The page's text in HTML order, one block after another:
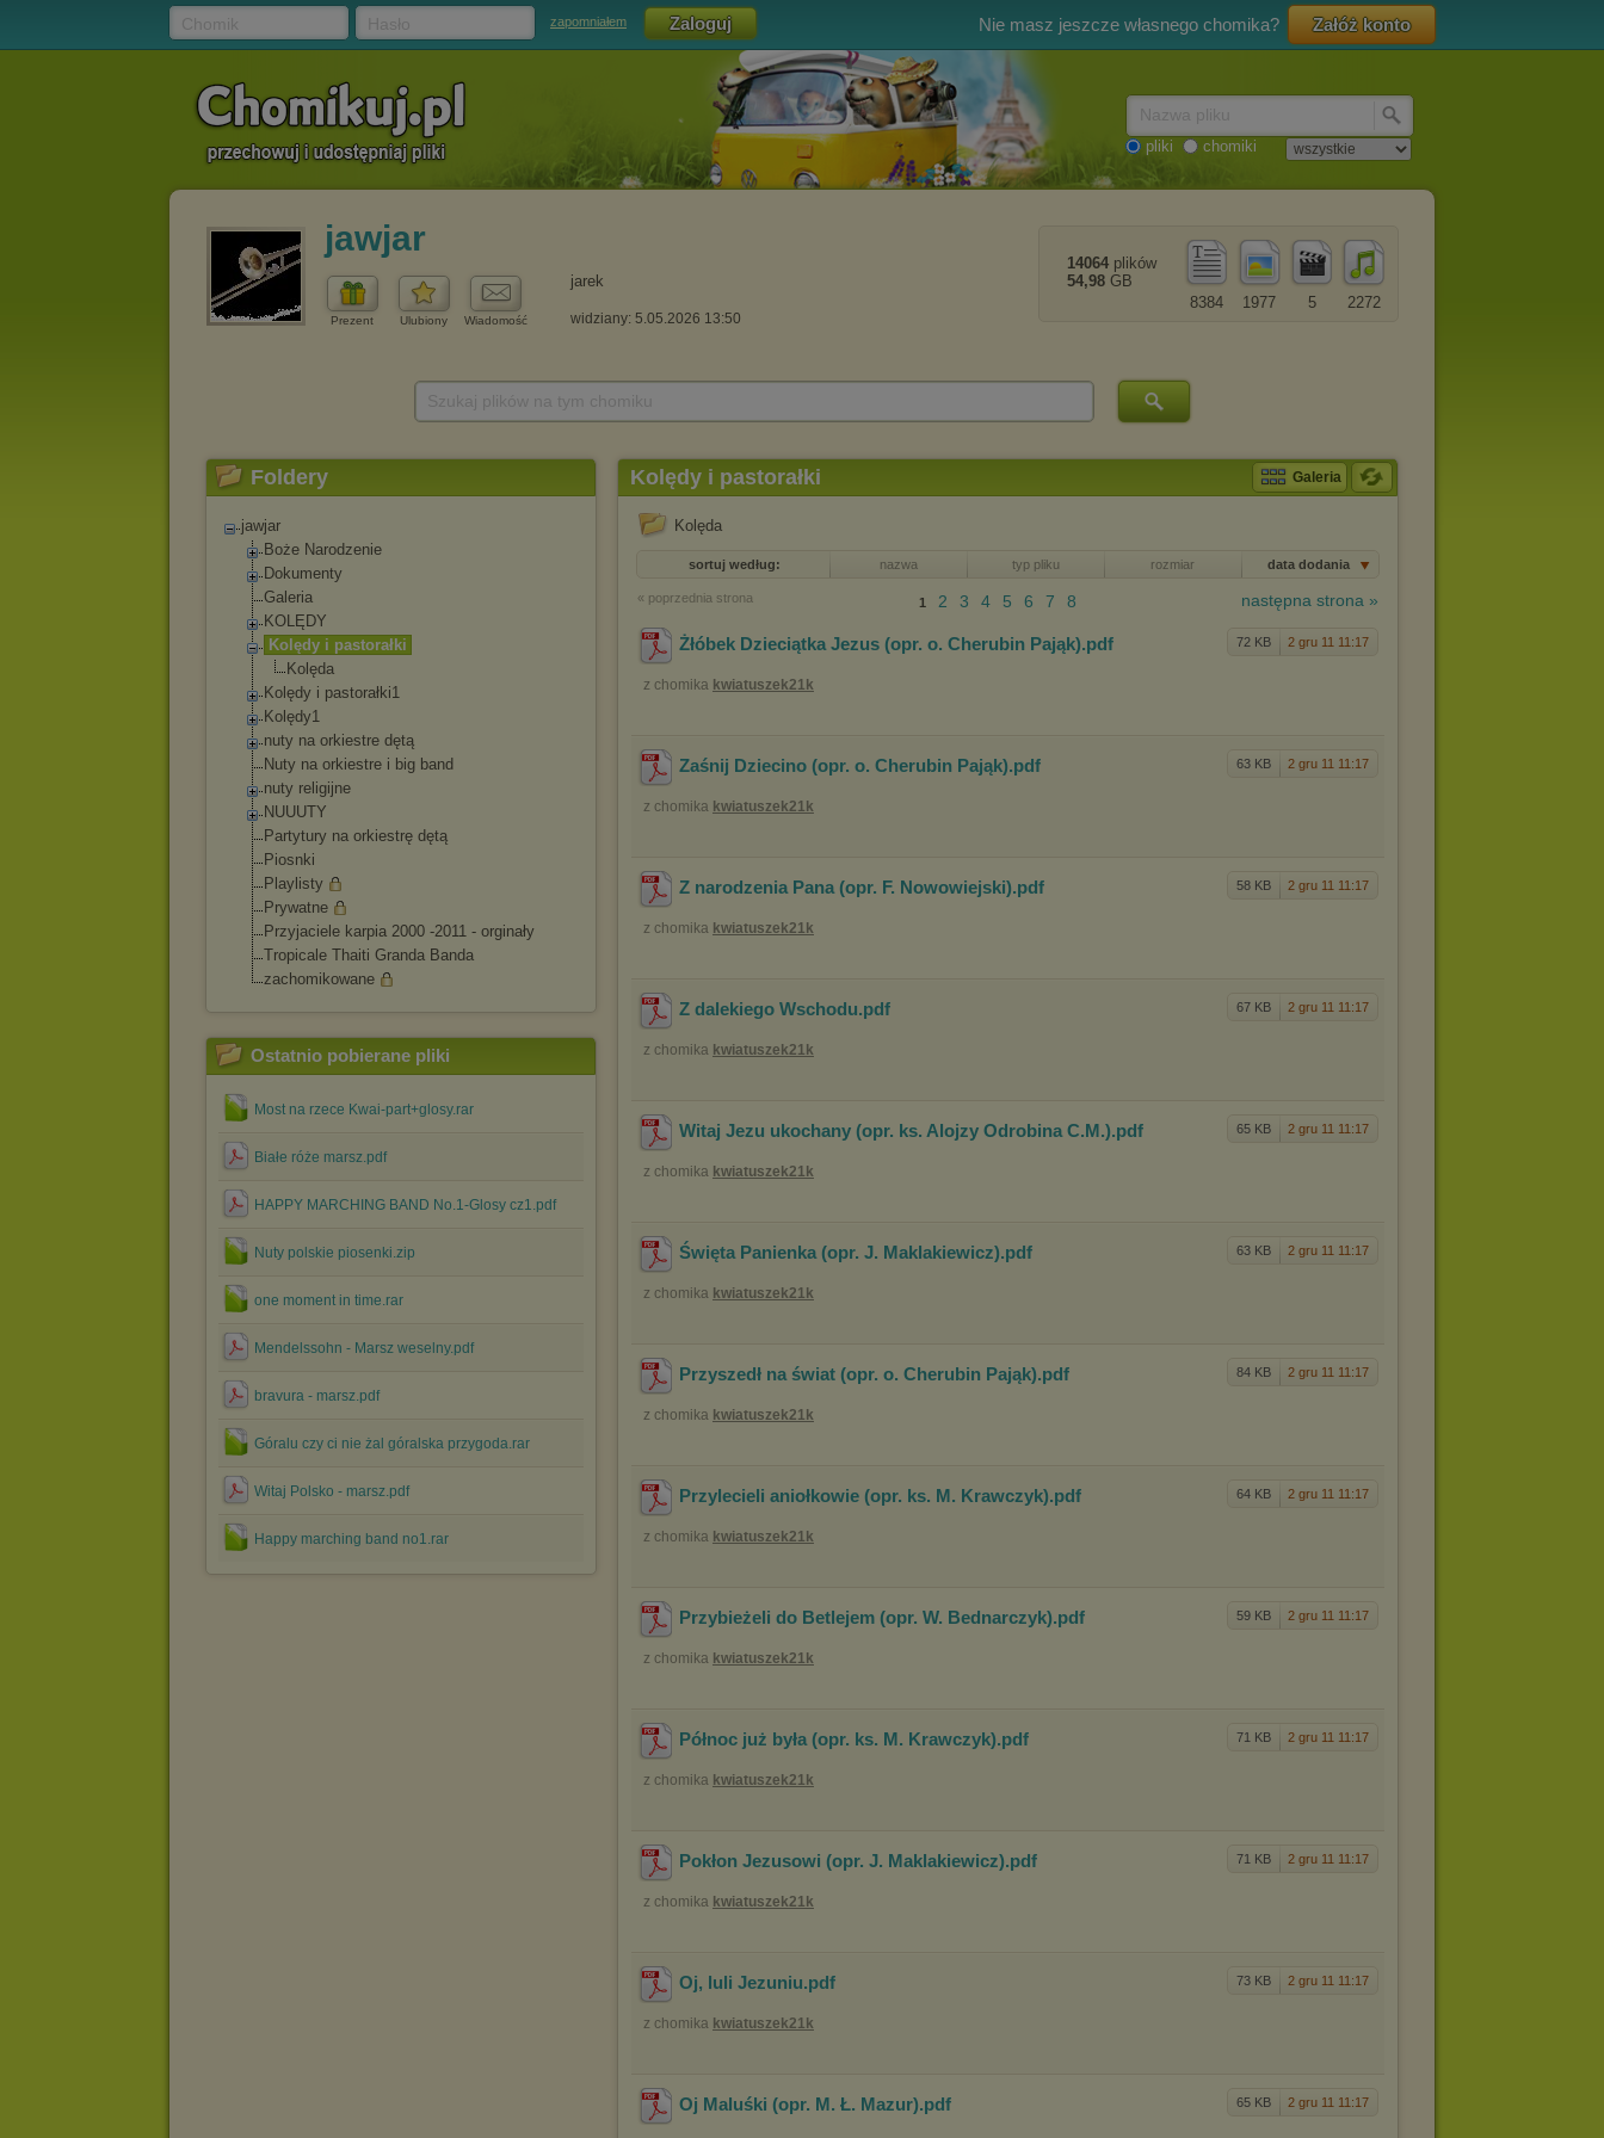
zapomniałem Nie masz jeszcze własnego chomika? Załóż konto
pliki chomiki
jawjar
Prezent Ulubiony Wiadomość
jarek
widziany: 5.05.2026 13:50
2272
5
1977
8384
14064 plików
54,98 GB
Foldery
jawjar
Boże Narodzenie
Dokumenty
Galeria
KOLĘDY
Kolędy i pastorałki
Kolęda
Kolędy i pastorałki1
Kolędy1
nuty na orkiestre dętą
Nuty na orkiestre i big band
nuty religijne
NUUUTY
Partytury na orkiestrę dętą
Piosnki
Playlisty
Prywatne
Przyjaciele karpia 2000 -2011 - orginały
Tropicale Thaiti Granda Banda
zachomikowane
Ostatnio pobierane pliki
Most na rzece Kwai-part+glosy.rar
Białe róże marsz.pdf
HAPPY MARCHING BAND No.1-Glosy cz1.pdf
Nuty polskie piosenki.zip
one moment in time.rar
Mendelssohn - Marsz weselny.pdf
bravura - marsz.pdf
Góralu czy ci nie żal góralska przygoda.rar
Witaj Polsko - marsz.pdf
Happy marching band no1.rar
Kolędy i pastorałki Galeria
Kolęda
sortuj według: nazwa typ pliku rozmiar data dodania
« poprzednia strona następna strona »
1 2 3 4 5 6 7 8
72 KB 2 gru 11 11:17
Żłóbek Dzieciątka Jezus (opr. o. Cherubin Pająk).pdf
z chomika kwiatuszek21k
63 KB 2 gru 11 11:17
Zaśnij Dziecino (opr. o. Cherubin Pająk).pdf
z chomika kwiatuszek21k
58 KB 2 gru 11 11:17
Z narodzenia Pana (opr. F. Nowowiejski).pdf
z chomika kwiatuszek21k
67 KB 2 gru 11 11:17
Z dalekiego Wschodu.pdf
z chomika kwiatuszek21k
65 KB 2 gru 11 11:17
Witaj Jezu ukochany (opr. ks. Alojzy Odrobina C.M.).pdf
z chomika kwiatuszek21k
63 KB 2 gru 11 11:17
Święta Panienka (opr. J. Maklakiewicz).pdf
z chomika kwiatuszek21k
84 KB 2 gru 11 11:17
Przyszedł na świat (opr. o. Cherubin Pająk).pdf
z chomika kwiatuszek21k
64 KB 2 gru 11 11:17
Przylecieli aniołkowie (opr. ks. M. Krawczyk).pdf
z chomika kwiatuszek21k
59 KB 2 gru 11 11:17
Przybieżeli do Betlejem (opr. W. Bednarczyk).pdf
z chomika kwiatuszek21k
71 KB 2 gru 11 11:17
Północ już była (opr. ks. M. Krawczyk).pdf
z chomika kwiatuszek21k
71 KB 2 gru 11 11:17
Pokłon Jezusowi (opr. J. Maklakiewicz).pdf
z chomika kwiatuszek21k
73 KB 2 gru 11 11:17
Oj, luli Jezuniu.pdf
z chomika kwiatuszek21k
65 KB 2 gru 11 11:17
Oj Maluśki (opr. M. Ł. Mazur).pdf